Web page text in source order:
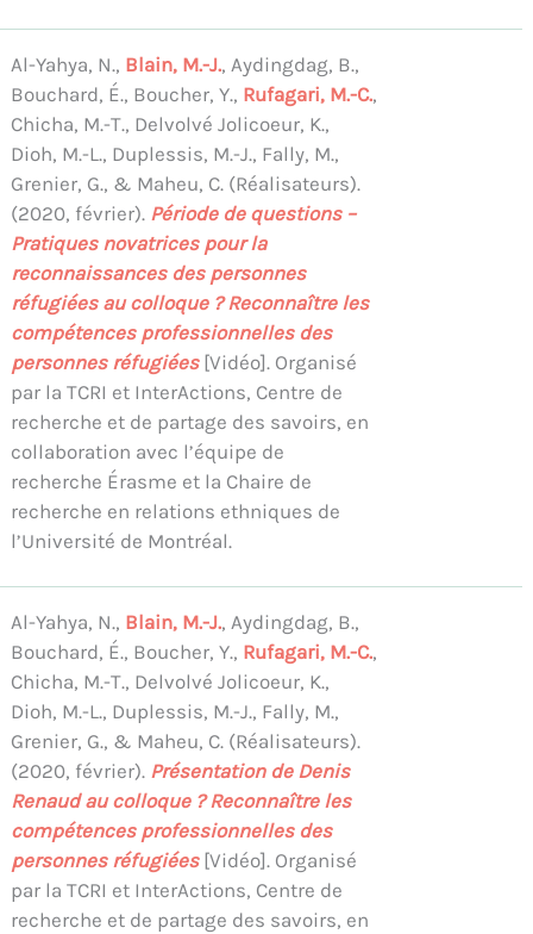
Al-Yahya, N., Blain, M.-J., Aydingdag, B.,
Bouchard, É., Boucher, Y., Rufagari, M.-C.,
Chicha, M.-T., Delvolvé Jolicoeur, K.,
Dioh, M.-L., Duplessis, M.-J., Fally, M.,
Grenier, G., & Maheu, C. (Réalisateurs).
(2020, février). Période de questions –
Pratiques novatrices pour la
reconnaissances des personnes
réfugiées au colloque ? Reconnaître les
compétences professionnelles des
personnes réfugiées[Vidéo]. Organisé
par la TCRI et InterActions, Centre de
recherche et de partage des savoirs, en
collaboration avec l’équipe de
recherche Érasme et la Chaire de
recherche en relations ethniques de
l’Université de Montréal.
Al-Yahya, N., Blain, M.-J., Aydingdag, B.,
Bouchard, É., Boucher, Y., Rufagari, M.-C.,
Chicha, M.-T., Delvolvé Jolicoeur, K.,
Dioh, M.-L., Duplessis, M.-J., Fally, M.,
Grenier, G., & Maheu, C. (Réalisateurs).
(2020, février). Présentation de Denis
Renaud au colloque ? Reconnaître les
compétences professionnelles des
personnes réfugiées[Vidéo]. Organisé
par la TCRI et InterActions, Centre de
recherche et de partage des savoirs, en